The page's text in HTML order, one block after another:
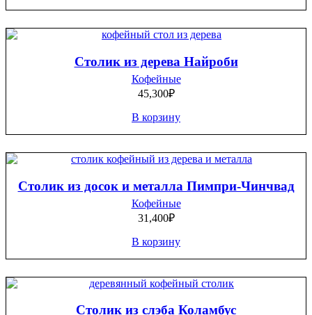
Столик из дерева Найроби
Кофейные
45,300₽
В корзину
Столик из досок и металла Пимпри-Чинчвад
Кофейные
31,400₽
В корзину
Столик из слэба Коламбус